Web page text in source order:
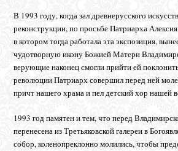
В 1993 году, когда зал древнерусского
реконструкции, по просьбе Патриарха
в котором тогда работала эта экспозиция,
чудотворную икону Божией Матери
верующие наконец смогли прийти ей
революции Патриарх совершил перед ней
причт нашего храма и пел детский хор нашей
1993 год памятен и тем, что перед
перенесена из Третьяковской галереи в
собор, коленопреклонно молились, чтобы